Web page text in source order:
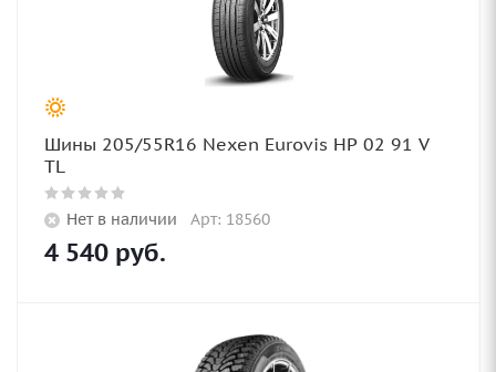
Шины 205/55R16 Nexen Eurovis HP 02 91 V
TL
Нет в наличии Арт: 18560
4 540 руб.